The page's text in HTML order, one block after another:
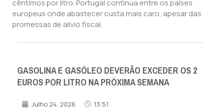
cêntimos por litro. Portugal continua entre os países
europeus onde abastecer custa mais caro, apesar das
promessas de alívio fiscal.
GASOLINA E GASÓLEO DEVERÃO EXCEDER OS 2
EUROS POR LITRO NA PRÓXIMA SEMANA
Julho 24, 2026 13:51